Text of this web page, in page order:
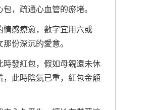
，疏通心血管的瘀堵。
情感療愈，數字宜用六或
份深沉的愛意。
時發紅包，假如母親還未休
此時陰氣已重，紅包金額